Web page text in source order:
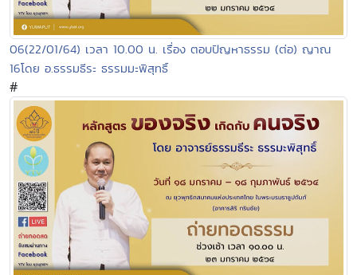
06(22/01/64) เวลา 10.00 น. เรื่อง ตอบปัญหาธรรม (ต่อ) ญาณ
16โดย อ.ธรรมธีระ ธรรมมะพิสุทธิ์
#